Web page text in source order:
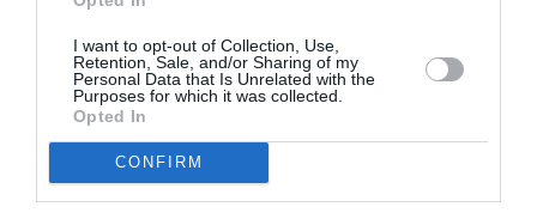
I want to opt-out of Collection, Use,
Retention, Sale, and/or Sharing of my
Personal Data that Is Unrelated with the
Purposes for which it was collected.
Opted In
CONFIRM
Η σειρά που ο Brad Pitt και η Jennifer Aniston
παρακολουθούσαν κάθε βράδυ στο κρεβάτι